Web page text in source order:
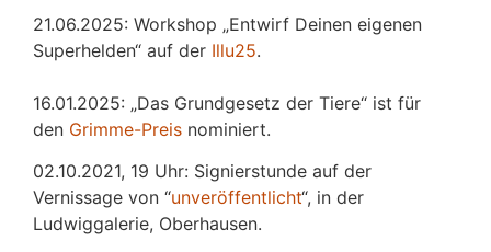
21.06.2025: Workshop „Entwirf Deinen eigenen
Superhelden“ auf der Illu25.
16.01.2025: „Das Grundgesetz der Tiere“ ist für
den Grimme-Preis nominiert.
02.10.2021, 19 Uhr: Signierstunde auf der
Vernissage von “unveröffentlicht“, in der
Ludwiggalerie, Oberhausen.